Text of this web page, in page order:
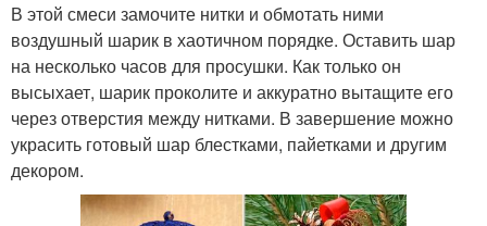
В этой смеси замочите нитки и обмотать ними
воздушный шарик в хаотичном порядке. Оставить шар
на несколько часов для просушки. Как только он
высыхает, шарик проколите и аккуратно вытащите его
через отверстия между нитками. В завершение можно
украсить готовый шар блестками, пайетками и другим
декором.